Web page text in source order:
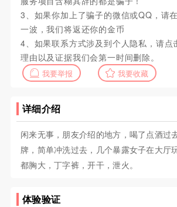
3、如果你加上了骗子的微信或QQ，请
一波，我们将返还你的金币
4、如果联系方式涉及到个人隐私，请点
理由以及证据我们会第一时间删除。
我要举报 我要收藏
详细介绍
闲来无事，朋友介绍的地方，喝了点酒过
牌，简单冲洗过去，几个暴露女子在大厅
都胸大，丁字裤，开干，泄火。
体验验证